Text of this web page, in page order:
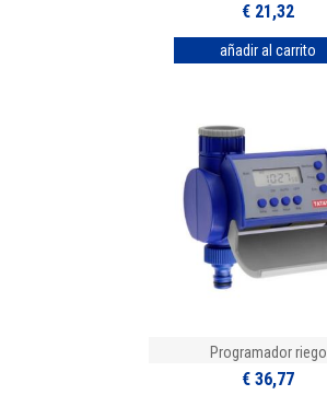
€ 21,32
Programador riego
€ 36,77